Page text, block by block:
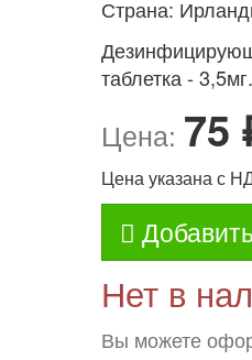
Страна:
таблетка -
Цена: 75
Цена указана с
Нет в
Вы можете